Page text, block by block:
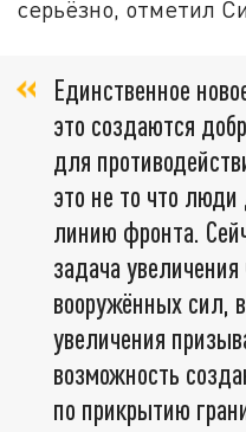
серьёзно, отметил
Единственное
это создаются
для
это не то что
линию фронта.
задача
вооружённых сил,
увеличения
возможность
по прикрытию